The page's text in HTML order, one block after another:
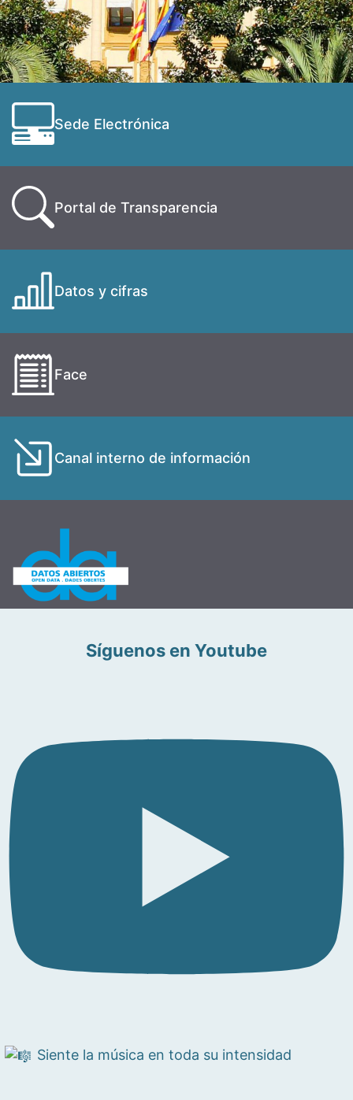
Sede Electrónica
Portal de Transparencia
Datos y cifras
Face
Canal interno de información
Síguenos en Youtube
Siente la música en toda su intensidad